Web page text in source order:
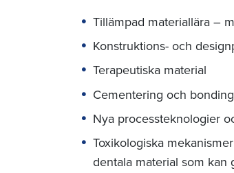
Tillämpad materiallära –
Konstruktions- och
Terapeutiska material
Cementering och
Nya processteknologier
Toxikologiska
dentala material som kan